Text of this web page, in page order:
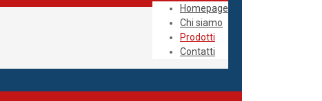
Homepage
Chi siamo
Prodotti
Contatti